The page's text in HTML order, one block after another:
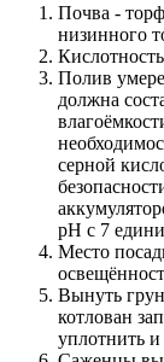
Почва -
низинного
Полив
должна
серной
рН с 7
Место
Вынуть
котлован
уплотнить и